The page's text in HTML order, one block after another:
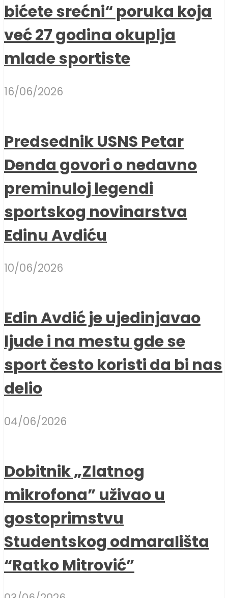
bićete srećni“ poruka koja
već 27 godina okuplja
mlade sportiste
16/06/2026
Predsednik USNS Petar
Denda govori o nedavno
preminuloj legendi
sportskog novinarstva
Edinu Avdiću
10/06/2026
Edin Avdić je ujedinjavao
ljude i na mestu gde se
sport često koristi da bi nas
delio
04/06/2026
Dobitnik „Zlatnog
mikrofona” uživao u
gostoprimstvu
Studentskog odmarališta
“Ratko Mitrović”